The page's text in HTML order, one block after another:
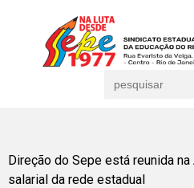
for:
Direção do Sepe está reunida
salarial da rede estadual